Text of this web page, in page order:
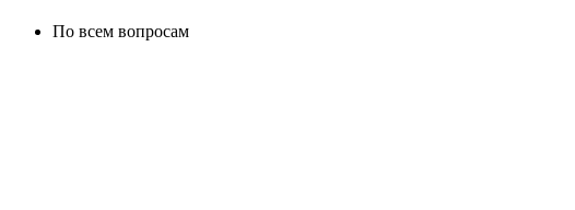
По всем вопросам